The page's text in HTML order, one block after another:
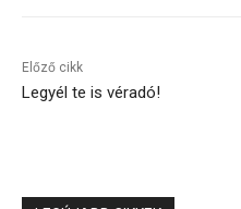
Előző cikk
Legyél te is véradó!